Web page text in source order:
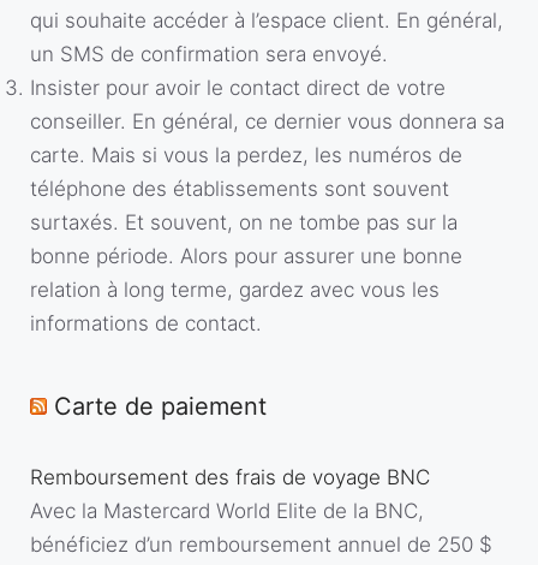
qui souhaite accéder à l’espace client. En général,
un SMS de confirmation sera envoyé.
Insister pour avoir le contact direct de votre
conseiller. En général, ce dernier vous donnera sa
carte. Mais si vous la perdez, les numéros de
téléphone des établissements sont souvent
surtaxés. Et souvent, on ne tombe pas sur la
bonne période. Alors pour assurer une bonne
relation à long terme, gardez avec vous les
informations de contact.
Carte de paiement
Remboursement des frais de voyage BNC
Avec la Mastercard World Elite de la BNC,
bénéficiez d’un remboursement annuel de 250 $